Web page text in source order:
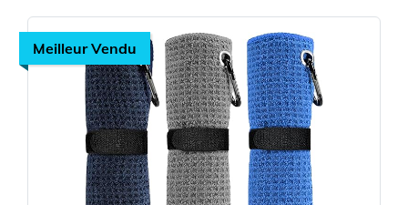
Meilleur Vendu